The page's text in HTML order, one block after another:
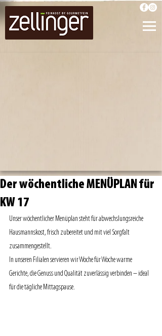
Der wöchentliche MENÜPLAN für
KW 17
Unser wöchentlicher Menüplan steht für abwechslungsreiche
Hausmannskost, frisch zubereitet und mit viel Sorgfalt
zusammengestellt.
In unseren Filialen servieren wir Woche für Woche warme
Gerichte, die Genuss und Qualität zuverlässig verbinden – ideal
für die tägliche Mittagspause.